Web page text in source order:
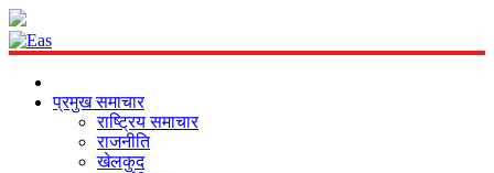
प्रमुख समाचार
राष्ट्रिय समाचार
राजनीति
खेलकुद